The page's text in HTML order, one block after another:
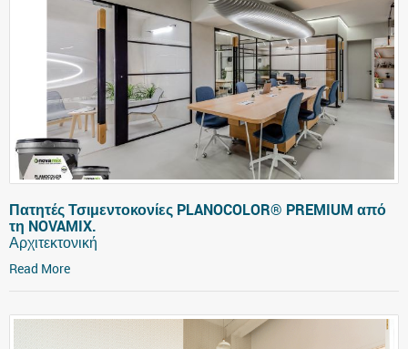
Πατητές Τσιμεντοκονίες PLANOCOLOR® PREMIUM από
τη NOVAMIX.
Αρχιτεκτονική
Read More